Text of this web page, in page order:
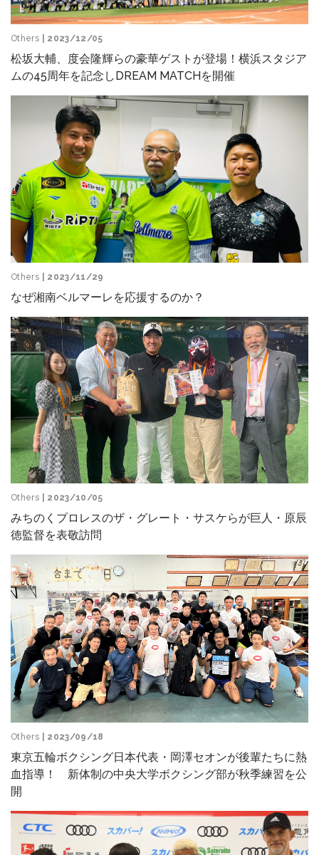
Others | 2023/12/05
松坂大輔、度会隆輝らの豪華ゲストが登場！横浜スタジア
ムの45周年を記念しDREAM MATCHを開催
Others | 2023/11/29
なぜ湘南ベルマーレを応援するのか？
Others | 2023/10/05
みちのくプロレスのザ・グレート・サスケらが巨人・原辰
徳監督を表敬訪問
Others | 2023/09/18
東京五輪ボクシング日本代表・岡澤セオンが後輩たちに熱
血指導！ 新体制の中央大学ボクシング部が秋季練習を公
開